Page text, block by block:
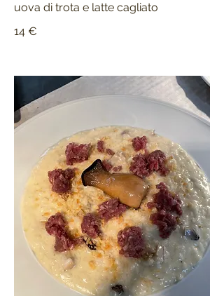
uova di trota e latte cagliato
14 €